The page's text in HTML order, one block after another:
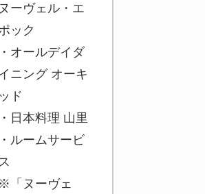
ヌーヴェル・エ
ック
・オールデイダ
イニング オーキ
ッド
・日本料理 山里
・ルームサービ
※「ヌーヴェ